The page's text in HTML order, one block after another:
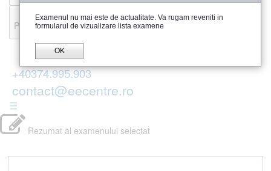
Recenzii
Parerea publicului
+40374.995.903
contact@eecentre.ro
☰
Rezumat al examenului selectat
Examenul nu mai este de actualitate. Va rugam reveniti in
formularul de vizualizare lista examene
OK